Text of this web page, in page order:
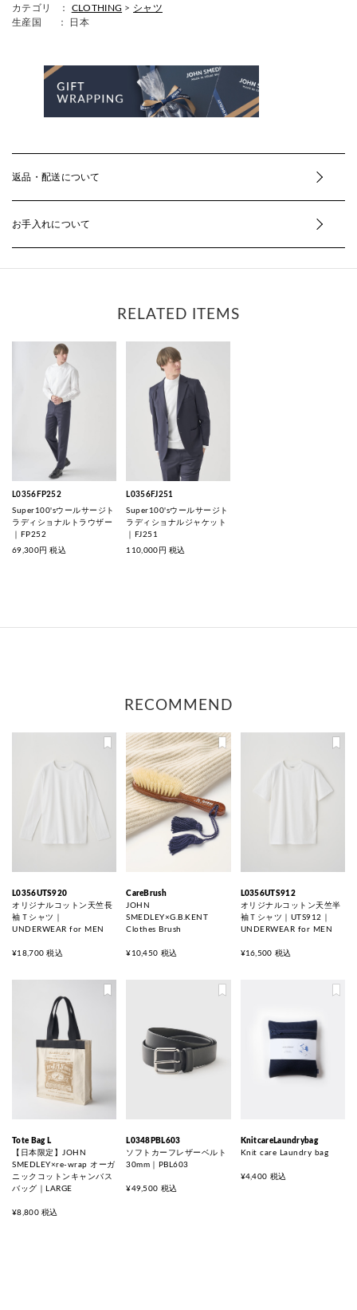
カテゴリ ： CLOTHING > シャツ
生産国
： 日本
返品・配送について
お手入れについて
RELATED ITEMS
L0356FP252
Super100'sウールサージト
ラディショナルトラウザー
｜FP252
69,300円 税込
L0356FJ251
Super100'sウールサージト
ラディショナルジャケット
｜FJ251
110,000 円 税込
RECOMMEND
L0356UTS920
オリジナルコットン天竺長
袖Ｔシャツ｜
UNDERWEAR for MEN
¥18,700 税込
CareBrush
JOHN
SMEDLEY×G.B.KENT
Clothes Brush
¥10,450 税込
L0356UTS912
オリジナルコットン天竺半
袖Ｔシャツ｜UTS912｜
UNDERWEAR for MEN
¥16,500 税込
Tote Bag L
【日本限定】JOHN
SMEDLEY×re-wrap オーガ
ニックコットンキャンバス
バッグ｜LARGE
¥8,800 税込
L0348PBL603
ソフトカーフレザーベルト
30mm｜PBL603
¥49,500 税込
KnitcareLaundrybag
Knit care Laundry bag
¥4,400 税込